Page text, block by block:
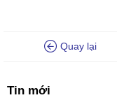
Quay lại
Tin mới